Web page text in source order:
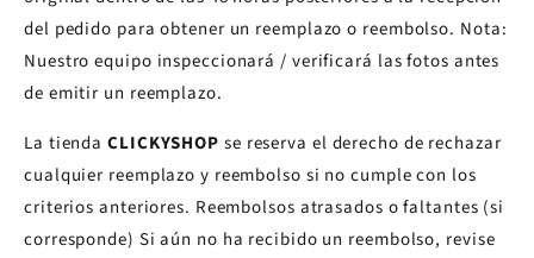
del pedido para obtener un reemplazo o reembolso. Nota:
Nuestro equipo inspeccionará / verificará las fotos antes
de emitir un reemplazo.
La tienda CLICKYSHOP se reserva el derecho de rechazar
cualquier reemplazo y reembolso si no cumple con los
criterios anteriores. Reembolsos atrasados ​​o faltantes (si
corresponde) Si aún no ha recibido un reembolso, revise